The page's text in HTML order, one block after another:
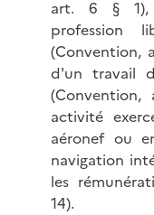
art. 6 § 1),
profession
(Convention,
d'un travail
activité
aéronef ou
navigation
les
14).